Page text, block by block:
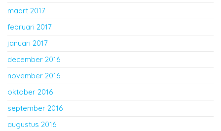
maart 2017
februari 2017
januari 2017
december 2016
november 2016
oktober 2016
september 2016
augustus 2016